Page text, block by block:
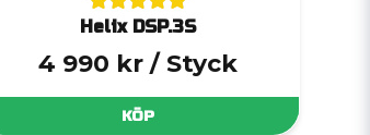
Helix DSP.3S
4 990 kr / Styck
KÖP